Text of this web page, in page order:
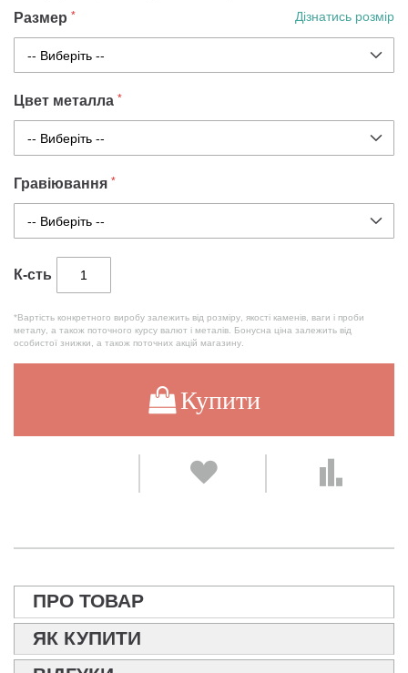
Размер Дізнатись розмір
Цвет металла
Гравіювання
К-сть
*Вартість конкретного виробу залежить від розміру, якості каменів, ваги і проби
металу, а також поточного курсу валют і металів. Бонусна ціна залежить від
особистої знижки, а також поточних акцій магазину.
Купити
ПРО ТОВАР
ЯК КУПИТИ